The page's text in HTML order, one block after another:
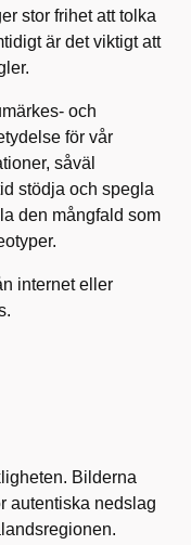
stor frihet att tolka
är det viktigt att
och
för vår
såväl
stödja och spegla
den mångfald som
internet eller
Bilderna
autentiska nedslag